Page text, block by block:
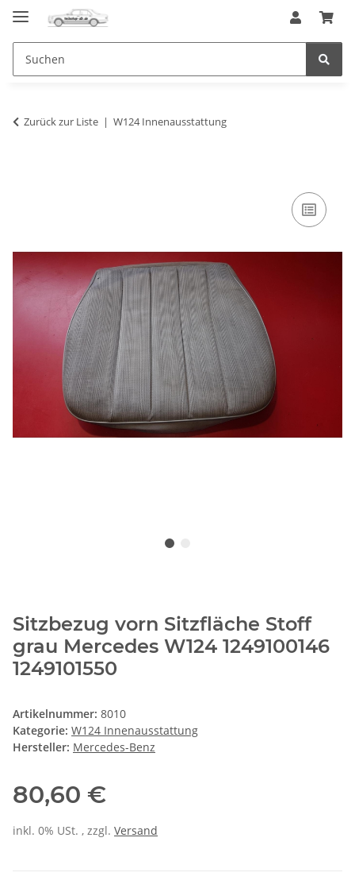
Zurück zur Liste W124 Innenausstattung
Sitzbezug vorn Sitzfläche Stoff
grau Mercedes W124 1249100146
1249101550
Artikelnummer: 8010
Kategorie: W124 Innenausstattung
Hersteller: Mercedes-Benz
80,60 €
inkl. 0% USt. , zzgl. Versand